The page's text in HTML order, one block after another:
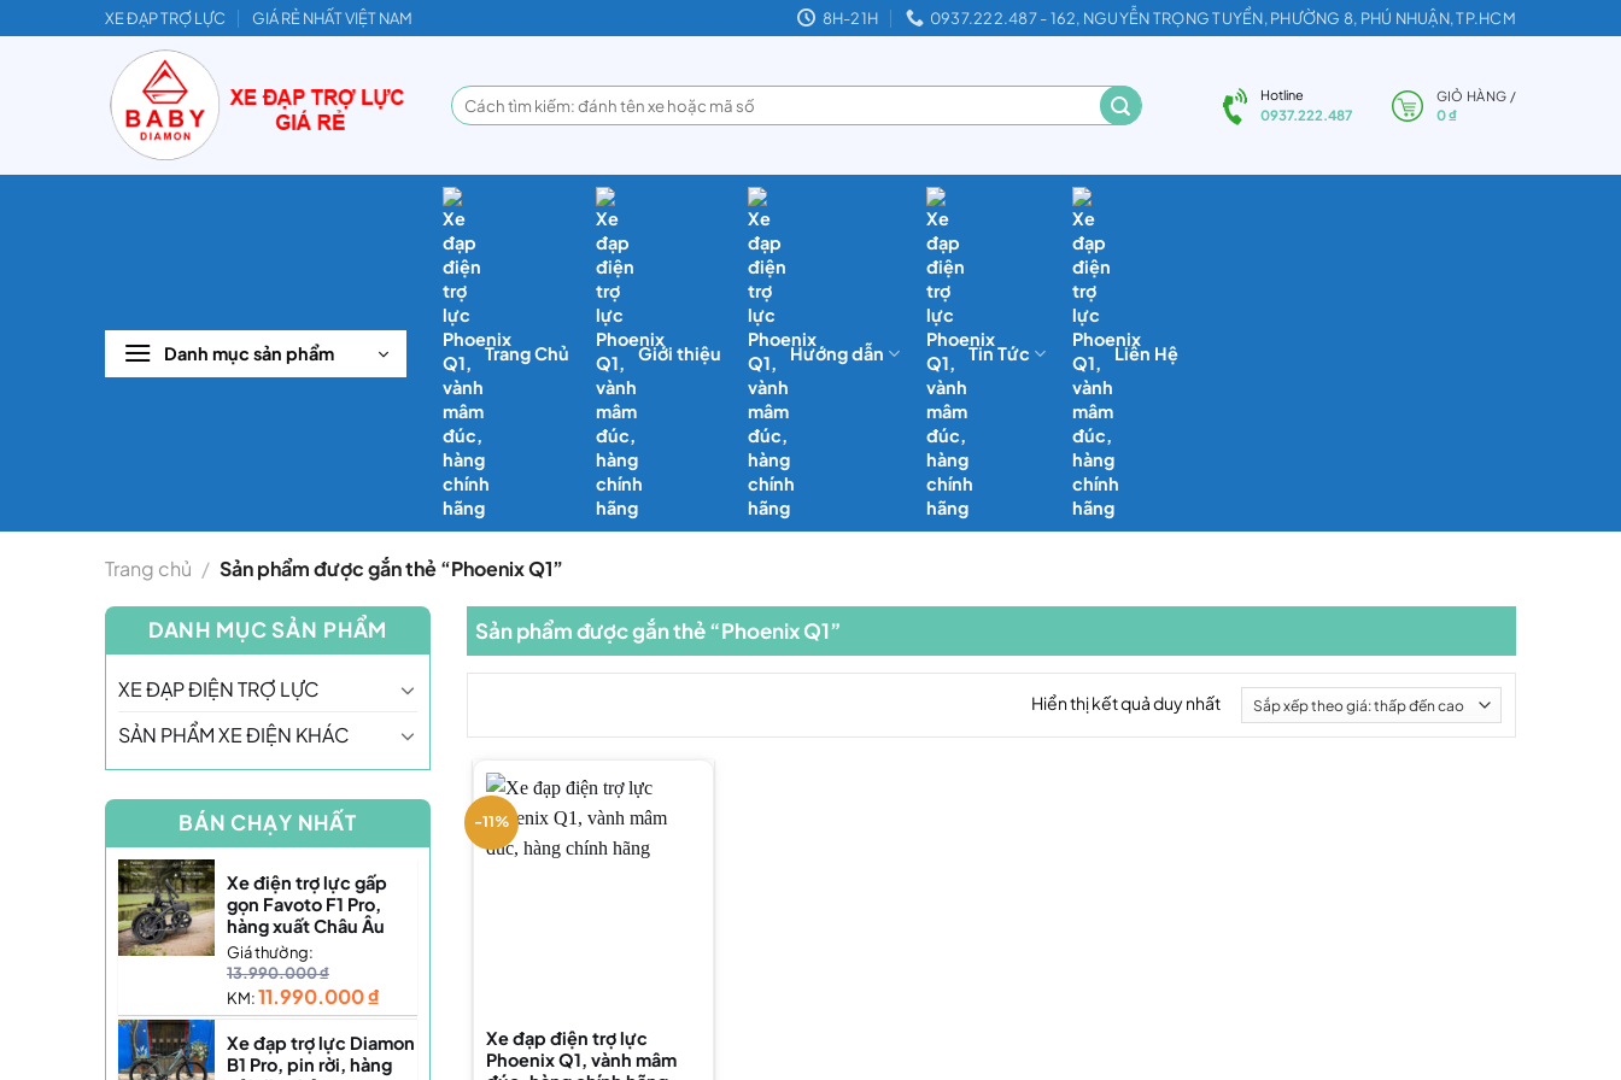
qua
XE ĐẠP TRỢ LỰC GIÁ RẺ NHẤT VIỆT NAM 8H-21H 0937.222.487 - 162, NGUYỄN TRỌNG TUYỂN, PHƯỜNG 8, PHÚ NHUẬN, TP.HCM
Tìm
kiếm:
Hotline
0937.222.487
GIỎ HÀNG /
0₫
Danh mục sản phẩm Trang Chủ Giới thiệu Hướng dẫn Tin Tức Liên Hệ
Trang chủ / Sản phẩm được gắn thẻ “Phoenix Q1”
DANH MỤC SẢN PHẨM
XE ĐẠP ĐIỆN TRỢ LỰC
SẢN PHẨM XE ĐIỆN KHÁC
BÁN CHẠY NHẤT
Xe điện trợ lực gấp
gọn Favoto F1 Pro,
hàng xuất Châu Âu
Giá thường:
13.990.000₫
KM:11.990.000₫
Xe đạp trợ lực Diamon
B1 Pro, pin rời, hàng
Sản phẩm được gắn thẻ “Phoenix Q1”
Hiển thị kết quả duy nhất
-11%
Xe đạp điện trợ lực
Phoenix Q1, vành mâm